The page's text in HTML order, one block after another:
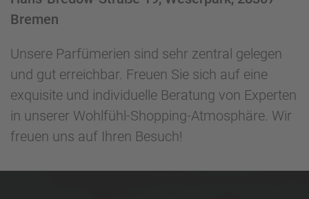
Bremen
Unsere Parfümerien sind sehr zentral gelegen
und gut erreichbar. Freuen Sie sich auf eine
exquisite und individuelle Beratung von Experten
in unserer Wohlfühl-Shopping-Atmosphäre. Wir
freuen uns auf Ihren Besuch!